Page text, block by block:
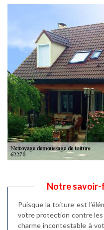
Notre
Puisque la toiture est
votre protection contre
charme incontestable à